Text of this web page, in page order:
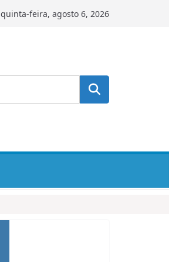
quinta-feira, agosto 6, 2026